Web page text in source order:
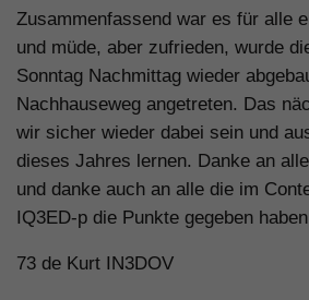
Zusammenfassend war es für alle
und müde, aber zufrieden, wurde
Sonntag Nachmittag wieder
Nachhauseweg angetreten. Das
wir sicher wieder dabei sein und
dieses Jahres lernen. Danke an
und danke auch an alle die im
IQ3ED-p die Punkte gegeben
73 de Kurt IN3DOV